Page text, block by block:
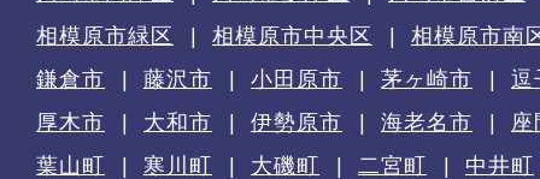
相模原市緑区
相模原市中央区
相模原市南
鎌倉市
藤沢市 小田原市 茅ヶ崎市
逗
厚木市
大和市 伊勢原市 海老名市
座
葉山町
寒川町 大磯町 二宮町
中井町